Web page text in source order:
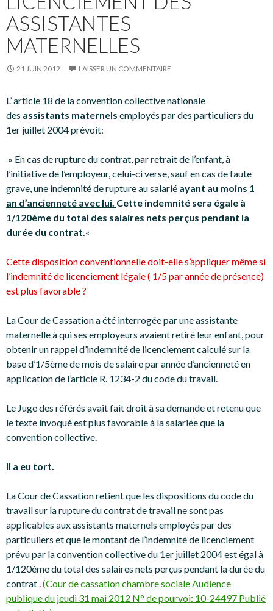
ASSISTANTES
MATERNELLES
21 JUIN 2012 LAISSER UN COMMENTAIRE
L’ article 18 de la convention collective nationale
des assistants maternels employés par des particuliers du
1er juillet 2004 prévoit:
» En cas de rupture du contrat, par retrait de l’enfant, à
l’initiative de l’employeur, celui-ci verse, sauf en cas de faute
grave, une indemnité de rupture au salarié ayant au moins 1
an d’ancienneté avec lui. Cette indemnité sera égale à
1/120ème du total des salaires nets perçus pendant la
durée du contrat.«
Cette disposition conventionnelle doit-elle s’appliquer même si
l’indemnité de licenciement légale ( 1/5 par année de présence)
est plus favorable ?
La Cour de Cassation a été interrogée par une assistante
maternelle à qui ses employeurs avaient retiré leur enfant, pour
obtenir un rappel d’indemnité de licenciement calculé sur la
base d’1/5ème de mois de salaire par année d’ancienneté en
application de l’article R. 1234-2 du code du travail.
Le Juge des référés avait fait droit à sa demande et retenu que
le texte invoqué est plus favorable à la salariée que la
convention collective.
Il a eu tort.
La Cour de Cassation retient que les dispositions du code du
travail sur la rupture du contrat de travail ne sont pas
applicables aux assistants maternels employés par des
particuliers et que le montant de l’indemnité de licenciement
prévu par la convention collective du 1er juillet 2004 est égal à
1/120ème du total des salaires nets perçus pendant la durée du
contrat .(Cour de cassation chambre sociale Audience
publique du jeudi 31 mai 2012 N° de pourvoi: 10-24497 Publié